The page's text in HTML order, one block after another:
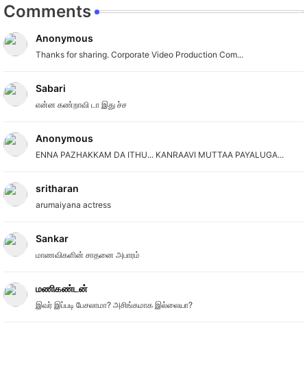
Comments
Anonymous
Thanks for sharing. Corporate Video Production Com...
Sabari
என்ன கண்றாவி டா இது ச்ச
Anonymous
ENNA PAZHAKKAM DA ITHU... KANRAAVI MUTTAA PAYALUGA...
sritharan
arumaiyana actress
Sankar
மாணவிகளின் சாதனை அபாரம்
மணிகண்டன்
இவர் இப்படி பேசலாமா? அசிங்கமாக இல்லையா?